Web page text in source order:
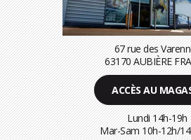
67 rue des
63170 AUBIÈRE
ACCÈS AU
Lundi 14h-19h
Mar-Sam 10h-12h/